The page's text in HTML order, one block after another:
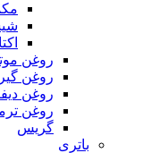
روغن
روغن
روغن
روغن
گریس
باتری